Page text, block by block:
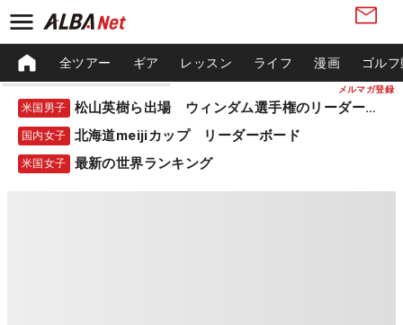
メルマガ登録
全ツアー ギア レッスン ライフ 漫画 ゴル
米国男子 松山英樹ら出場 ウィンダム選手権のリーダーボード
国内女子 北海道meijiカップ リーダーボード
米国女子 最新の世界ランキング